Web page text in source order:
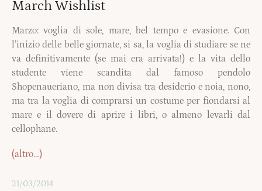
March Wishlist
Marzo: voglia di sole, mare, bel tempo e evasione. Con
l’inizio delle belle giornate, si sa, la voglia di studiare se ne
va definitivamente (se mai era arrivata!) e la vita dello
studente viene scandita dal famoso pendolo
Shopenaueriano, ma non divisa tra desiderio e noia, nono,
ma tra la voglia di comprarsi un costume per fiondarsi al
mare e il dovere di aprire i libri, o almeno levarli dal
cellophane.
(altro…)
21/03/2014